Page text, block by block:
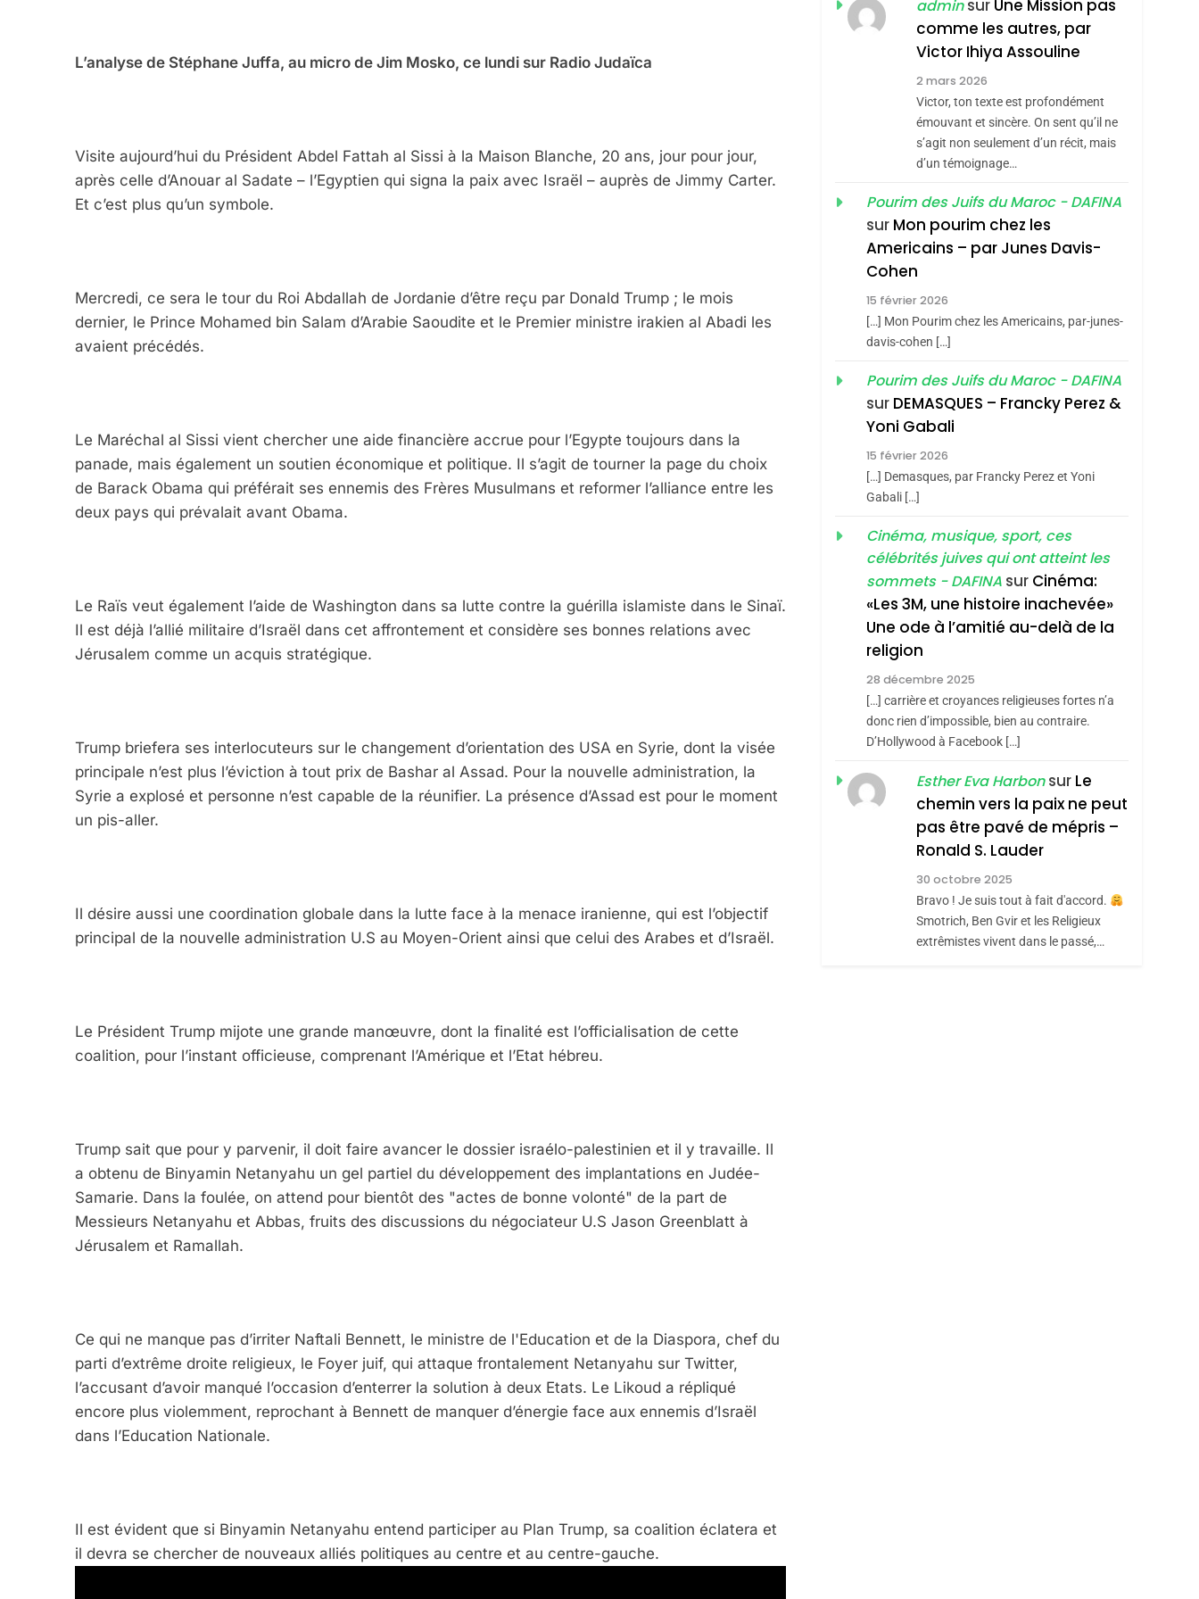
L’analyse de Stéphane Juffa, au micro de Jim Mosko, ce lundi sur Radio Judaïca
Visite aujourd’hui du Président Abdel Fattah al Sissi à la Maison Blanche, 20 ans, jour pour jour,
après celle d’Anouar al Sadate – l’Egyptien qui signa la paix avec Israël – auprès de Jimmy Carter.
Et c’est plus qu’un symbole.
Mercredi, ce sera le tour du Roi Abdallah de Jordanie d’être reçu par Donald Trump ; le mois
dernier, le Prince Mohamed bin Salam d’Arabie Saoudite et le Premier ministre irakien al Abadi les
avaient précédés.
Le Maréchal al Sissi vient chercher une aide financière accrue pour l’Egypte toujours dans la
panade, mais également un soutien économique et politique. Il s’agit de tourner la page du choix
de Barack Obama qui préférait ses ennemis des Frères Musulmans et reformer l’alliance entre les
deux pays qui prévalait avant Obama.
Le Raïs veut également l’aide de Washington dans sa lutte contre la guérilla islamiste dans le Sinaï.
Il est déjà l’allié militaire d’Israël dans cet affrontement et considère ses bonnes relations avec
Jérusalem comme un acquis stratégique.
Trump briefera ses interlocuteurs sur le changement d’orientation des USA en Syrie, dont la visée
principale n’est plus l’éviction à tout prix de Bashar al Assad. Pour la nouvelle administration, la
Syrie a explosé et personne n’est capable de la réunifier. La présence d’Assad est pour le moment
un pis-aller.
Il désire aussi une coordination globale dans la lutte face à la menace iranienne, qui est l’objectif
principal de la nouvelle administration U.S au Moyen-Orient ainsi que celui des Arabes et d’Israël.
Le Président Trump mijote une grande manœuvre, dont la finalité est l’officialisation de cette
coalition, pour l’instant officieuse, comprenant l’Amérique et l’Etat hébreu.
Trump sait que pour y parvenir, il doit faire avancer le dossier israélo-palestinien et il y travaille. Il
a obtenu de Binyamin Netanyahu un gel partiel du développement des implantations en Judée-
Samarie. Dans la foulée, on attend pour bientôt des "actes de bonne volonté" de la part de
Messieurs Netanyahu et Abbas, fruits des discussions du négociateur U.S Jason Greenblatt à
Jérusalem et Ramallah.
Ce qui ne manque pas d’irriter Naftali Bennett, le ministre de l'Education et de la Diaspora, chef du
parti d’extrême droite religieux, le Foyer juif, qui attaque frontalement Netanyahu sur Twitter,
l’accusant d’avoir manqué l’occasion d’enterrer la solution à deux Etats. Le Likoud a répliqué
encore plus violemment, reprochant à Bennett de manquer d’énergie face aux ennemis d’Israël
dans l’Education Nationale.
Il est évident que si Binyamin Netanyahu entend participer au Plan Trump, sa coalition éclatera et
il devra se chercher de nouveaux alliés politiques au centre et au centre-gauche.
Hadida
JUDAISME
De Tafraout, Le Miel
De Tadla Azilal
Consacrés Produits
Du Terroir
DAFINA MAROC
Oeil Ravageur –
Vanessa De Loya
Stauber
CINEMA ISRAÉL
Nouvelle Chanson De
Boy George
ISRAÉL JUDAISME
Tout Sur La Nostalgie
SOUVENIRS
L’alliance Pourrait
D’Amérique Latine
2025, L’année La Plus
Meurtrière Selon Le
Rapport D’ADL
Contre
6
RÉSILIENTE :
POURQUOI JE
REVENDIQUE MA
Zrihen-Dvir
ISRAÉL JUDAISME
MANQUE – Jacques
Hadida
JUDAISME
Maroc : Les Amandes
De Tafraout, Le Miel
De Tadla Azilal
Consacrés Produits
DAFINA MAROC
adminsur Une Mission pas
comme les autres, par
Victor Ihiya Assouline
2 mars 2026
Victor, ton texte est profondément
émouvant et sincère. On sent qu’il ne
s’agit non seulement d’un récit, mais
d’un témoignage…
Pourim des Juifs du Maroc - DAFINA
sur Mon pourim chez les
Americains – par Junes Davis-
Cohen
15 février 2026
[…] Mon Pourim chez les Americains, par-junes-
davis-cohen […]
Pourim des Juifs du Maroc - DAFINA
sur DEMASQUES – Francky Perez &
Yoni Gabali
15 février 2026
[…] Demasques, par Francky Perez et Yoni
Gabali […]
Cinéma, musique, sport, ces
célébrités juives qui ont atteint les
sommets - DAFINA sur Cinéma:
«Les 3M, une histoire inachevée»
Une ode à l’amitié au-delà de la
religion
28 décembre 2025
[…] carrière et croyances religieuses fortes n’a
donc rien d’impossible, bien au contraire.
D’Hollywood à Facebook […]
Esther Eva Harbonsur Le
chemin vers la paix ne peut
pas être pavé de mépris –
Ronald S. Lauder
30 octobre 2025
Bravo ! Je suis tout à fait d'accord.
Smotrich, Ben Gvir et les Religieux
extrêmistes vivent dans le passé,…
5